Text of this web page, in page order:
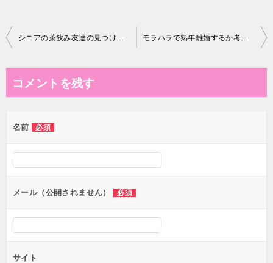
投
ビ
ー
シ
ン
シニアの茶飲み友達の見つけ方と続け方 モラハラで熟年離婚するか考えている女性に｜50代・60代女性の心に寄り添う優しいガイド
コメントを残す
名前 必須
メール（公開されません） 必須
サイト